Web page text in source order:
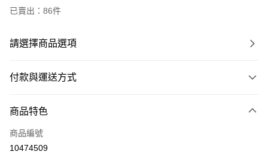
已賣出：86件
請選擇商品選項
付款與運送方式
信用卡一次付款
信用卡分期付款
商品特色
商品編號
10474509